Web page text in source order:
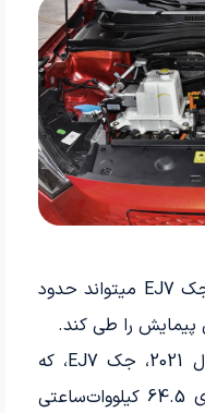
با باتری‌های 50.1 کیلووات‌ساعتی، جک EJ7 میتواند حدود
البته باید به یاد داشت که تا سال 2021، جک EJ7، که
گران‌ترین مدل آن بود، با یک باتری 64.5 کیلووات‌ساعتی